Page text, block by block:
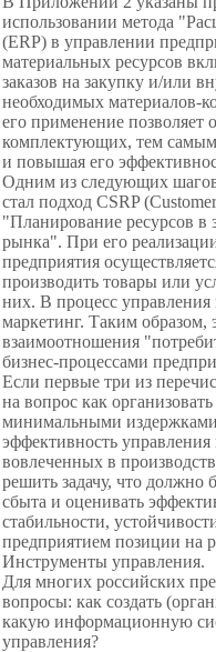
использовании метода
(ERP) в управлении
материальных ресурсов
заказов на закупку и/или
необходимых материалов-
его применение позволяет
комплектующих, тем самым
и повышая его
Одним из следующих
стал подход CSRP
"Планирование ресурсов в
рынка". При его
предприятия
производить товары или
них. В процесс управления
маркетинг. Таким образом,
взаимоотношения
бизнес-процессами
Если первые три из
на вопрос как
минимальными
эффективность управления
вовлеченных в
решить задачу, что должно
сбыта и оценивать
стабильности,
предприятием позиции на
Инструменты управления.
Для многих российских
вопросы: как создать
какую информационную
управления?